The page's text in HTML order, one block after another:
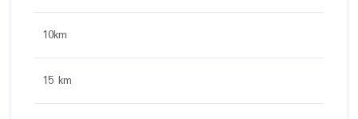
10km
15 km